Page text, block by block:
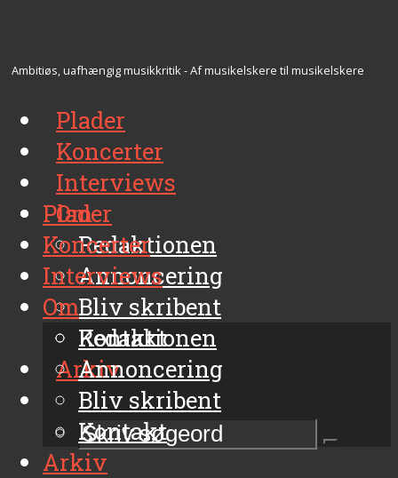
Ambitiøs, uafhængig musikkritik - Af musikelskere til musikelskere
Plader
Koncerter
Interviews
Om
Redaktionen
Annoncering
Bliv skribent
Kontakt
Arkiv
Plader
Koncerter
Interviews
Om
Redaktionen
Annoncering
Bliv skribent
Kontakt
Arkiv